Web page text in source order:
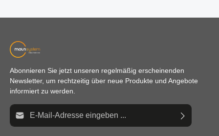
Abonnieren Sie jetzt unseren regelmäßig erscheinenden
Newsletter, um rechtzeitig über neue Produkte und Angebote
informiert zu werden.
E-Mail-Adresse*